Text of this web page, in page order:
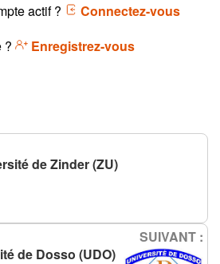
actif ?
Connectez-vous
?
Enregistrez-vous
de Zinder (ZU)
SUIVANT :
de Dosso (UDO)